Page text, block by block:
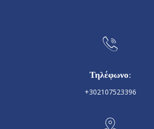
Τηλέφωνο:
+302107523396